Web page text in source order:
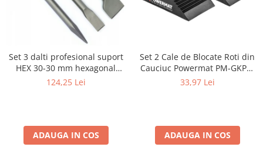
Set 3 dalti profesional suport
HEX 30-30 mm hexagonal
SN1404
124,25 Lei
ADAUGA IN COS
Set 2 Cale de Blocate Roti din
Cauciuc Powermat PM-GKPK-
133T, 135x80x60 mm, Pene
33,97 Lei
ADAUGA IN COS